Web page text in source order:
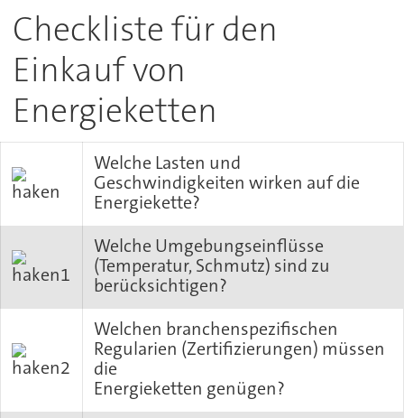
Checkliste für den
Einkauf von
Energieketten
Welche Lasten und
Geschwindigkeiten wirken auf die
Energiekette?
Welche Umgebungseinflüsse
(Temperatur, Schmutz) sind zu
berücksichtigen?
Welchen branchenspezifischen
Regularien (Zertifizierungen) müssen
die
Energieketten genügen?